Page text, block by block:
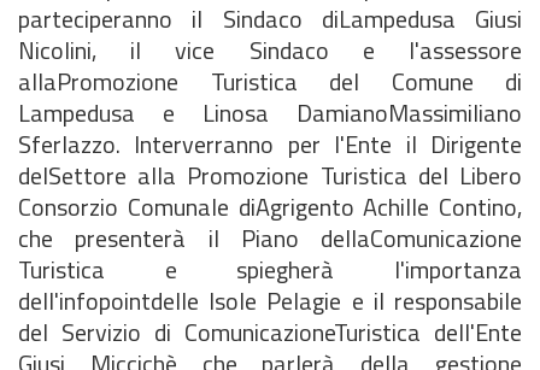
parteciperanno il Sindaco diLampedusa Giusi
Nicolini, il vice Sindaco e l'assessore
allaPromozione Turistica del Comune di
Lampedusa e Linosa DamianoMassimiliano
Sferlazzo. Interverranno per l'Ente il Dirigente
delSettore alla Promozione Turistica del Libero
Consorzio Comunale diAgrigento Achille Contino,
che presenterà il Piano dellaComunicazione
Turistica e spiegherà l'importanza
dell'infopointdelle Isole Pelagie e il responsabile
del Servizio di ComunicazioneTuristica dell'Ente